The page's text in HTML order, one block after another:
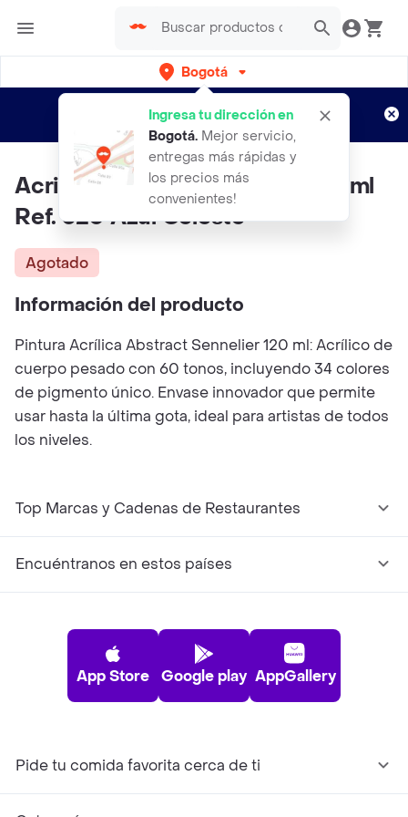
Bogotá
Ingresa tu dirección en
Bogotá. Mejor servicio,
entregas más rápidas y
los precios más
convenientes!
envíos gratis por semanas
Aplican TyC
Acrilico Abstract Sennelier 120ml
Ref. 320 Azul Celeste
Agotado
Información del producto
Pintura Acrílica Abstract Sennelier 120 ml: Acrílico de
cuerpo pesado con 60 tonos, incluyendo 34 colores
de pigmento único. Envase innovador que permite
usar hasta la última gota, ideal para artistas de todos
los niveles.
Top Marcas y Cadenas de Restaurantes
Encuéntranos en estos países
App Store Google play AppGallery
Pide tu comida favorita cerca de ti